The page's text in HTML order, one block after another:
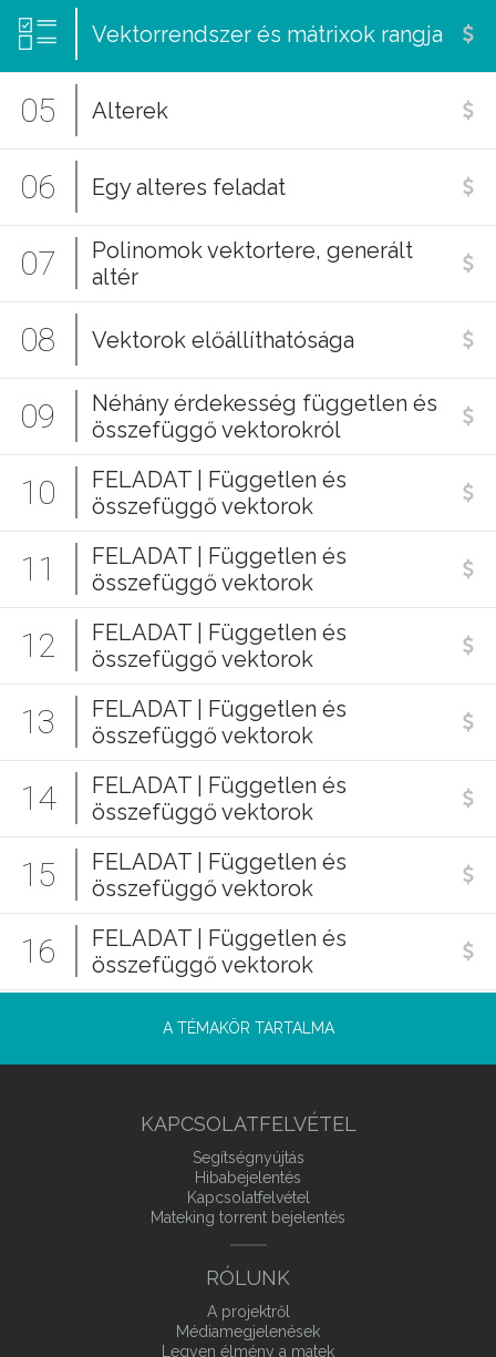
Vektorrendszer és mátrixok rangja
05 Alterek
06 Egy alteres feladat
07
Polinomok vektortere, generált
altér
08 Vektorok előállíthatósága
09
Néhány érdekesség független és
összefüggő vektorokról
10
FELADAT | Független és
összefüggő vektorok
11
FELADAT | Független és
összefüggő vektorok
12
FELADAT | Független és
összefüggő vektorok
13
FELADAT | Független és
összefüggő vektorok
14
FELADAT | Független és
összefüggő vektorok
15
FELADAT | Független és
összefüggő vektorok
16
FELADAT | Független és
összefüggő vektorok
A TÉMAKÖR TARTALMA
KAPCSOLATFELVÉTEL
Segítségnyújtás
Hibabejelentés
Kapcsolatfelvétel
Mateking torrent bejelentés
RÓLUNK
A projektről
Médiamegjelenések
Legyen élmény a matek